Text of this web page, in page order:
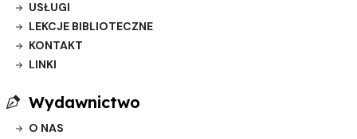
USŁUGI
LEKCJE BIBLIOTECZNE
KONTAKT
LINKI
Wydawnictwo
O NAS